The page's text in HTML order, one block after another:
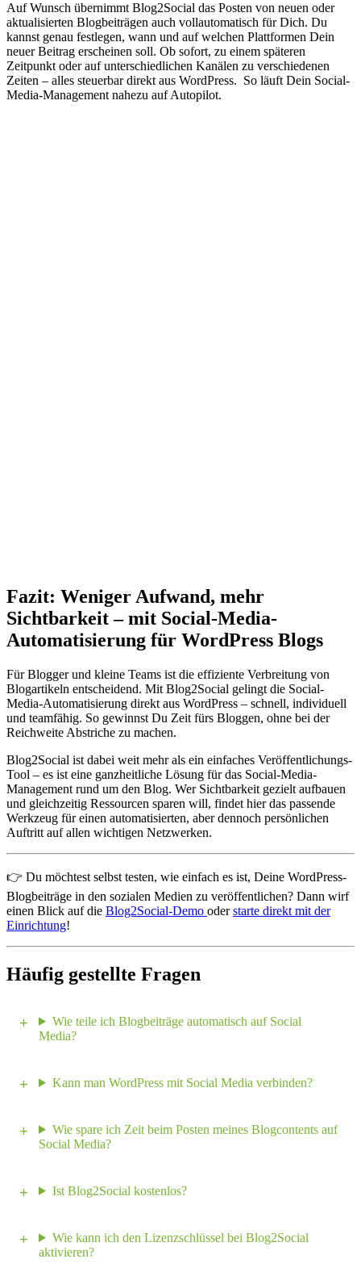
Auf Wunsch übernimmt Blog2Social das Posten von neuen oder
aktualisierten Blogbeiträgen auch vollautomatisch für Dich. Du
kannst genau festlegen, wann und auf welchen Plattformen Dein
neuer Beitrag erscheinen soll. Ob sofort, zu einem späteren
Zeitpunkt oder auf unterschiedlichen Kanälen zu verschiedenen
Zeiten – alles steuerbar direkt aus WordPress. So läuft Dein Social-
Media-Management nahezu auf Autopilot.
Fazit: Weniger Aufwand, mehr
Sichtbarkeit – mit Social-Media-
Automatisierung für WordPress Blogs
Für Blogger und kleine Teams ist die effiziente Verbreitung von
Blogartikeln entscheidend. Mit Blog2Social gelingt die Social-
Media-Automatisierung direkt aus WordPress – schnell, individuell
und teamfähig. So gewinnst Du Zeit fürs Bloggen, ohne bei der
Reichweite Abstriche zu machen.
Blog2Social ist dabei weit mehr als ein einfaches Veröffentlichungs-
Tool – es ist eine ganzheitliche Lösung für das Social-Media-
Management rund um den Blog. Wer Sichtbarkeit gezielt aufbauen
und gleichzeitig Ressourcen sparen will, findet hier das passende
Werkzeug für einen automatisierten, aber dennoch persönlichen
Auftritt auf allen wichtigen Netzwerken.
👉 Du möchtest selbst testen, wie einfach es ist, Deine WordPress-
Blogbeiträge in den sozialen Medien zu veröffentlichen? Dann wirf
einen Blick auf die Blog2Social-Demo oderstarte direkt mit der
Einrichtung!
Häufig gestellte Fragen
Wie teile ich Blogbeiträge automatisch auf Social
Media?
Kann man WordPress mit Social Media verbinden?
Wie spare ich Zeit beim Posten meines Blogcontents auf
Social Media?
Ist Blog2Social kostenlos?
Wie kann ich den Lizenzschlüssel bei Blog2Social
aktivieren?